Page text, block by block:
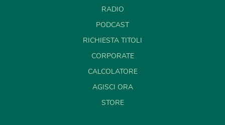
RADIO
PODCAST
RICHIESTA TITOLI
CORPORATE
CALCOLATORE
AGISCI ORA
STORE